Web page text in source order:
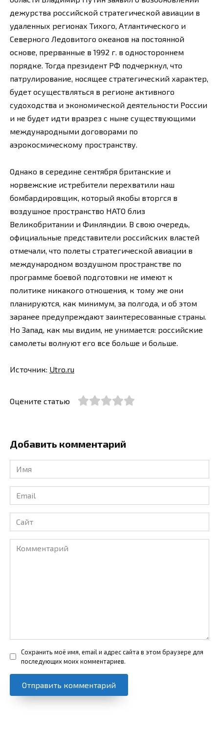
дежурства российской стратегической авиации в
удаленных регионах Тихого, Атлантического и
Северного Ледовитого океанов на постоянной
основе, прерванные в 1992 г. в одностороннем
порядке. Тогда президент РФ подчеркнул, что
патрулирование, носящее стратегический характер,
будет осуществляться в регионе активного
судоходства и экономической деятельности России
и не будет идти вразрез с ныне существующими
международными договорами по
аэрокосмическому пространству.
Однако в середине сентября британские и
норвежские истребители перехватили наш
бомбардировщик, который якобы вторгся в
воздушное пространство НАТО близ
Великобритании и Финляндии. В свою очередь,
официальные представители российских властей
отмечали, что полеты стратегической авиации в
международном воздушном пространстве по
программе боевой подготовки не имеют к
политике никакого отношения, к тому же они
планируются, как минимум, за полгода, и об этом
заранее предупреждают заинтересованные страны.
Но Запад, как мы видим, не унимается: российские
самолеты волнуют его все больше и больше.
Источник: Utro.ru
Оцените статью
Добавить комментарий
Имя
*
Email
*
Сайт
Комментарий
Сохранить моё имя, email и адрес сайта в этом браузере для
последующих моих комментариев.